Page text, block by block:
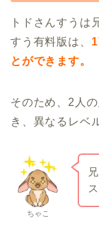
トドさんすうは
すう有料版は、
とができます。
そのため、2人
き、異なるレベ
ちゃこ